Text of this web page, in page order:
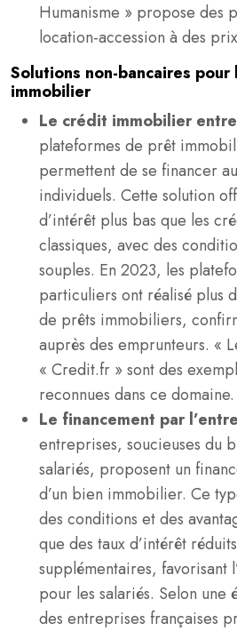
Humanisme » propose des
location-accession à des
Solutions non-bancaires
immobilier
Le crédit immobilier
plateformes de prêt
permettent de se financer
individuels. Cette solution
d’intérêt plus bas que les
classiques, avec des
souples. En 2023, les
particuliers ont réalisé plus
de prêts immobiliers,
auprès des emprunteurs. «
« Credit.fr » sont des
reconnues dans ce domaine.
Le financement par
entreprises, soucieuses du
salariés, proposent un
d’un bien immobilier. Ce
des conditions et des
que des taux d’intérêt
supplémentaires, favorisant
pour les salariés. Selon une
des entreprises françaises